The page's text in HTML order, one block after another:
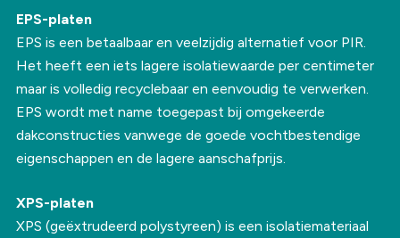
EPS-platen
EPS is een betaalbaar en veelzijdig alternatief voor PIR.
Het heeft een iets lagere isolatiewaarde per centimeter
maar is volledig recyclebaar en eenvoudig te verwerken.
EPS wordt met name toegepast bij omgekeerde
dakconstructies vanwege de goede vochtbestendige
eigenschappen en de lagere aanschafprijs.
XPS-platen
XPS (geëxtrudeerd polystyreen) is een isolatiemateriaal